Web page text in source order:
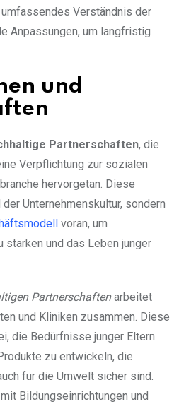
Verständnis der
Anpassungen, um langfristig
und
Partnerschaften, die
Verpflichtung zur sozialen
hervorgetan. Diese
Unternehmenskultur, sondern
voran, um
und das Leben junger
Partnerschaftenarbeitet
und Kliniken zusammen. Diese
die Bedürfnisse junger Eltern
zu entwickeln, die
für die Umwelt sicher sind.
Bildungseinrichtungen und